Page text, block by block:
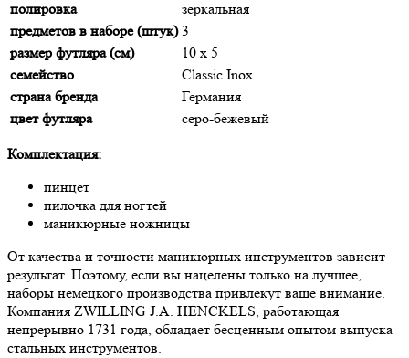
полировка
зеркальная
предметов в наборе (штук) 3
размер футляра (см)
10 х 5
семейство
Classic Inox
страна бренда
Германия
цвет футляра
серо-бежевый
Комплектация:
пинцет
пилочка для ногтей
маникюрные ножницы
От качества и точности маникюрных инструментов зависит
результат. Поэтому, если вы нацелены только на лучшее,
наборы немецкого производства привлекут ваше внимание.
Компания ZWILLING J.A. HENCKELS, работающая
непрерывно 1731 года, обладает бесценным опытом выпуска
стальных инструментов.